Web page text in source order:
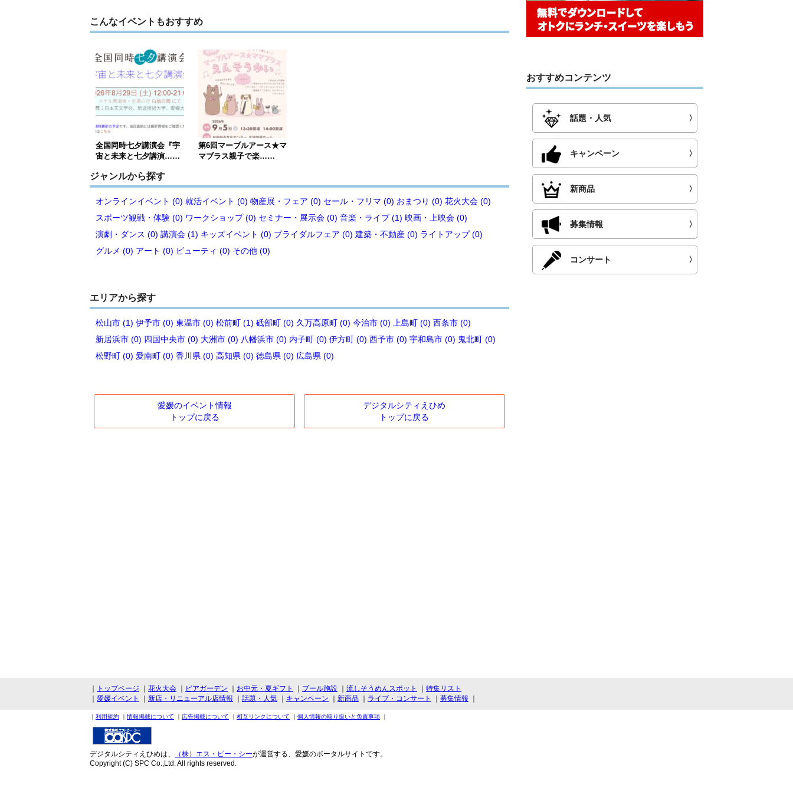
こんなイベントもおすすめ
全国同時七夕講演会『宇
宙と未来と七夕講演……
第6回マーブルアース★マ
マブラス親子で楽……
ジャンルから探す
オンラインイベント (0) 就活イベント (0) 物産展・フェア (0) セール・フリマ (0) おまつり (0) 花火大会 (0)
スポーツ観戦・体験 (0) ワークショップ (0) セミナー・展示会 (0) 音楽・ライブ (1) 映画・上映会 (0)
演劇・ダンス (0) 講演会 (1) キッズイベント (0) ブライダルフェア (0) 建築・不動産 (0) ライトアップ (0)
グルメ (0) アート (0) ビューティ (0) その他 (0)
エリアから探す
松山市 (1) 伊予市 (0) 東温市 (0) 松前町 (1) 砥部町 (0) 久万高原町 (0) 今治市 (0) 上島町 (0) 西条市 (0)
新居浜市 (0) 四国中央市 (0) 大洲市 (0) 八幡浜市 (0) 内子町 (0) 伊方町 (0) 西予市 (0) 宇和島市 (0) 鬼北町 (0)
松野町 (0) 愛南町 (0) 香川県 (0) 高知県 (0) 徳島県 (0) 広島県 (0)
愛媛のイベント情報
トップに戻る
デジタルシティえひめ
トップに戻る
おすすめコンテンツ
話題・人気 〉
キャンペーン 〉
新商品 〉
募集情報 〉
コンサート 〉
トップページ 花火大会 ビアガーデン お中元・夏ギフト プール施設 流しそうめんスポット
特集リスト
愛媛イベント 新店・リニューアル店情報 話題・人気 キャンペーン 新商品 ライブ・コンサート 募集情報
｜ 利用規約 ｜ 情報掲載について ｜ 広告掲載について ｜ 相互リンクについて ｜ 個人情報の取り扱いと免責事項 ｜
デジタルシティえひめは、 （株）エス・ピー・シーが運営する、愛媛のポータルサイトです。
Copyright (C) SPC Co.,Ltd. All rights reserved.